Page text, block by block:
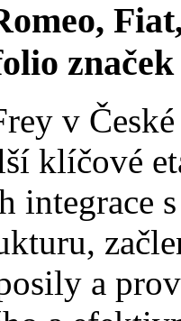
v
klíčové
integrace
a